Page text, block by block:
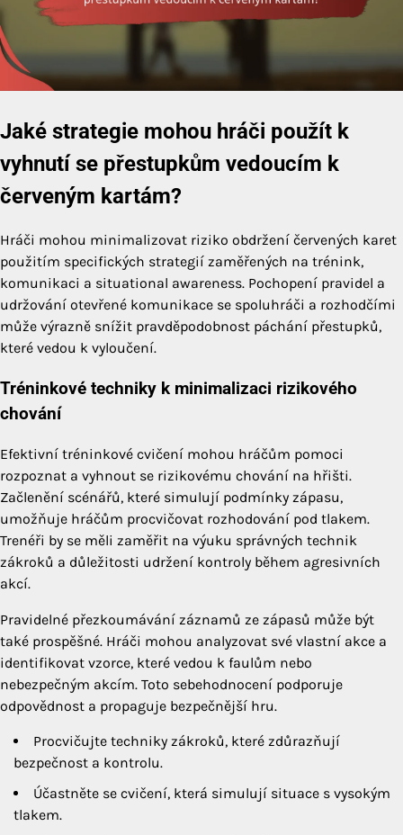
Jaké strategie mohou hráči použít k
vyhnutí se přestupkům vedoucím k
červeným kartám?
Hráči mohou minimalizovat riziko obdržení červených karet
použitím specifických strategií zaměřených na trénink,
komunikaci a situational awareness. Pochopení pravidel a
udržování otevřené komunikace se spoluhráči a rozhodčími
může výrazně snížit pravděpodobnost páchání přestupků,
které vedou k vyloučení.
Tréninkové techniky k minimalizaci rizikového
chování
Efektivní tréninkové cvičení mohou hráčům pomoci
rozpoznat a vyhnout se rizikovému chování na hřišti.
Začlenění scénářů, které simulují podmínky zápasu,
umožňuje hráčům procvičovat rozhodování pod tlakem.
Trenéři by se měli zaměřit na výuku správných technik
zákroků a důležitosti udržení kontroly během agresivních
akcí.
Pravidelné přezkoumávání záznamů ze zápasů může být
také prospěšné. Hráči mohou analyzovat své vlastní akce a
identifikovat vzorce, které vedou k faulům nebo
nebezpečným akcím. Toto sebehodnocení podporuje
odpovědnost a propaguje bezpečnější hru.
Procvičujte techniky zákroků, které zdůrazňují
bezpečnost a kontrolu.
Účastněte se cvičení, která simulují situace s vysokým
tlakem.